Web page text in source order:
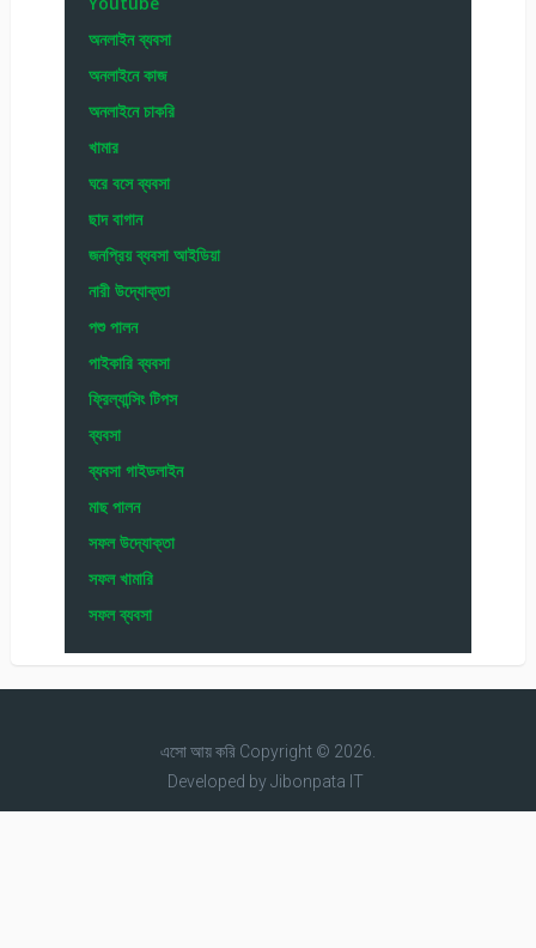
অনলাইন ব্যবসা
অনলাইনে কাজ
অনলাইনে চাকরি
খামার
ঘরে বসে ব্যবসা
ছাদ বাগান
জনপ্রিয় ব্যবসা আইডিয়া
নারী উদ্যোক্তা
পশু পালন
পাইকারি ব্যবসা
ফ্রিল্যান্সিং টিপস
ব্যবসা
ব্যবসা গাইডলাইন
মাছ পালন
সফল উদ্যোক্তা
সফল খামারি
সফল ব্যবসা
এসো আয় করিCopyright © 2026.
Developed byJibonpata IT